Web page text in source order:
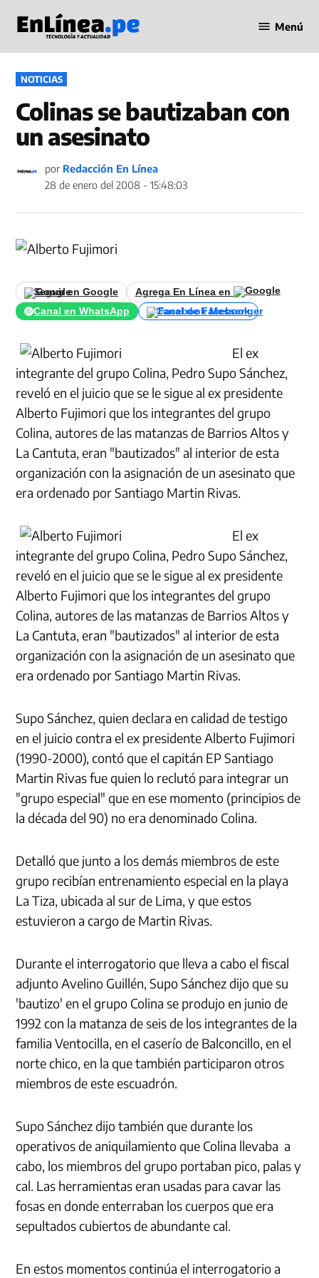
contenido
en Línea
Menú
PUBLICADO
EN
NOTICIAS
Colinas se bautizaban con
un asesinato
por Redacción En Línea
28 de enero del 2008 - 15:48:03
Seguir en Google
Agrega En Línea en
Canal en WhatsApp
Canal de Facebook
El ex
integrante del grupo Colina, Pedro Supo Sánchez,
reveló en el juicio que se le sigue al ex presidente
Alberto Fujimori que los integrantes del grupo
Colina, autores de las matanzas de Barrios Altos y
La Cantuta, eran "bautizados" al interior de esta
organización con la asignación de un asesinato que
era ordenado por Santiago Martin Rivas.
El ex
integrante del grupo Colina, Pedro Supo Sánchez,
reveló en el juicio que se le sigue al ex presidente
Alberto Fujimori que los integrantes del grupo
Colina, autores de las matanzas de Barrios Altos y
La Cantuta, eran "bautizados" al interior de esta
organización con la asignación de un asesinato que
era ordenado por Santiago Martin Rivas.
Supo Sánchez, quien declara en calidad de testigo
en el juicio contra el ex presidente Alberto Fujimori
(1990-2000), contó que el capitán EP Santiago
Martin Rivas fue quien lo reclutó para integrar un
"grupo especial" que en ese momento (principios de
la década del 90) no era denominado Colina.
Detalló que junto a los demás miembros de este
grupo recibían entrenamiento especial en la playa
La Tiza, ubicada al sur de Lima, y que estos
estuvieron a cargo de Martin Rivas.
Durante el interrogatorio que lleva a cabo el fiscal
adjunto Avelino Guillén, Supo Sánchez dijo que su
'bautizo' en el grupo Colina se produjo en junio de
1992 con la matanza de seis de los integrantes de la
familia Ventocilla, en el caserío de Balconcillo, en el
norte chico, en la que también participaron otros
miembros de este escuadrón.
Supo Sánchez dijo también que durante los
operativos de aniquilamiento que Colina llevaba a
cabo, los miembros del grupo portaban pico, palas y
cal. Las herramientas eran usadas para cavar las
fosas en donde enterraban los cuerpos que era
sepultados cubiertos de abundante cal.
En estos momentos continúa el interrogatorio a